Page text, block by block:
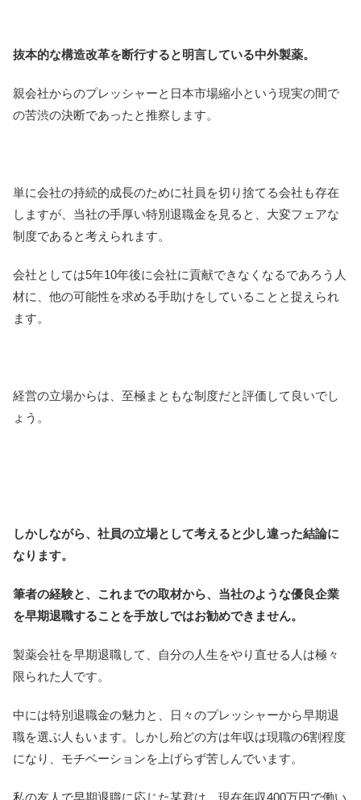
抜本的な構造改革を断行すると明言している中外製薬。
親会社からのプレッシャーと日本市場縮小という現実の間で
の苦渋の決断であったと推察します。
単に会社の持続的成長のために社員を切り捨てる会社も存在
しますが、当社の手厚い特別退職金を見ると、大変フェアな
制度であると考えられます。
会社としては5年10年後に会社に貢献できなくなるであろう人
材に、他の可能性を求める手助けをしていることと捉えられ
ます。
経営の立場からは、至極まともな制度だと評価して良いでし
ょう。
しかしながら、社員の立場として考えると少し違った結論に
なります。
筆者の経験と、これまでの取材から、当社のような優良企業
を早期退職することを手放しではお勧めできません。
製薬会社を早期退職して、自分の人生をやり直せる人は極々
限られた人です。
中には特別退職金の魅力と、日々のプレッシャーから早期退
職を選ぶ人もいます。しかし殆どの方は年収は現職の6割程度
になり、モチベーションを上げらず苦しんでいます。